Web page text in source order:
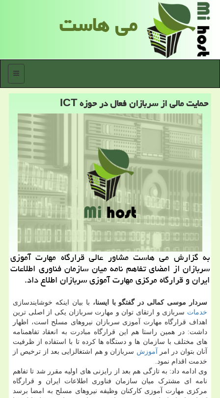
می هاست
منو
حمایت مالی از سربازان فعال در حوزه ICT
به گزارش می هاست مشاور عالی قرارگاه مهارت آموزی
سربازان از امضای تفاهم نامه میان سازمان فناوری اطلاعات
ایران و قرارگاه مركزی مهارت آموزی سربازان اطلاع داد.
سردار موسی کمالی در گفتگو با ایسنا، با بیان اینکه خوشایندسازی
خدمات سربازی و ارتقای توان و مهارت سربازان یکی از اصلی ترین
اهداف قرارگاه مهارت آموزی سربازان نیروهای مسلح است، اظهار
داشت: در همین راستا هم این قرارگاه مبادرت به انعقاد تفاهمنامه
های مختلف با سازمان ها و دستگاه ها کرده تا با استفاده از ظرفیت
آنان بتوان در امر آموزش سربازان و هم اشتغالزایی بعد از ترخیص از
خدمت اقدام نمود.
وی ادامه داد: به تازگی هم بعد از رایزنی های اولیه مقرر شد تا تفاهم
نامه ای مشترک میان سازمان فناوری اطلاعات ایران و قرارگاه
مرکزی مهارت آموزی کارکنان وظیفه نیروهای مسلح به امضا برسد